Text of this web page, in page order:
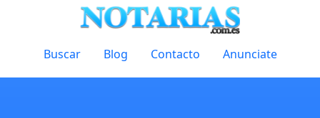
Buscar Blog Contacto Anunciate